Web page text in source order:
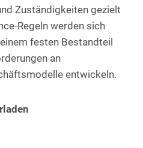
Zuständigkeiten gezielt
Regeln werden sich
festen Bestandteil
an
entwickeln.